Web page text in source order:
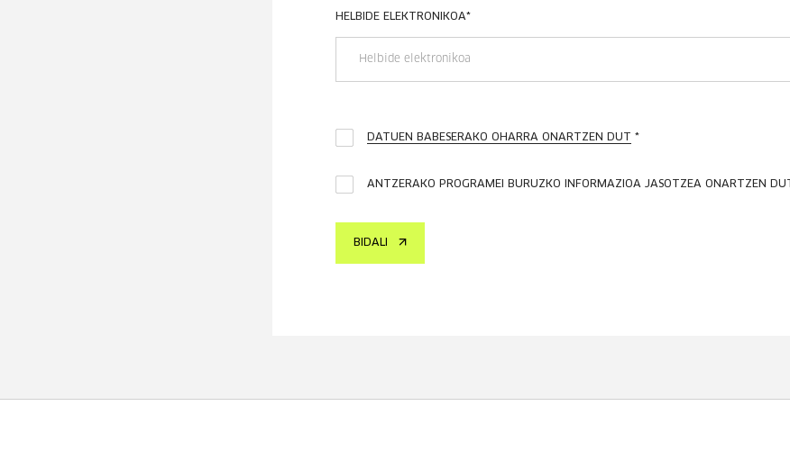
HELBIDE ELEKTRONIKOA*
DATUEN BABESERAKO OHARRA ONARTZEN DUT *
ANTZERAKO PROGRAMEI BURUZKO INFORMAZIOA JASOTZEA ONARTZEN DUT
BIDALI